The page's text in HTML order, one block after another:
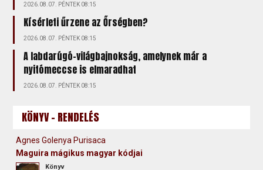
2026.08.07. PÉNTEK 08:15
Kísérleti űrzene az Őrségben?
2026.08.07. PÉNTEK 08:15
A labdarúgó-világbajnokság, amelynek már a
nyitómeccse is elmaradhat
2026.08.07. PÉNTEK 08:15
KÖNYV - RENDELÉS
Agnes Golenya Purisaca
Maguira mágikus magyar kódjai
Könyv